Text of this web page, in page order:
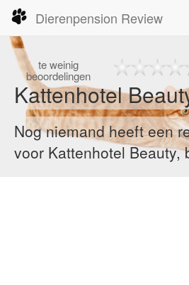
Dierenpension Review
teweinig
beoordelingen
Kattenhotel
Nog niemand heeft een
voor Kattenhotel Beauty,